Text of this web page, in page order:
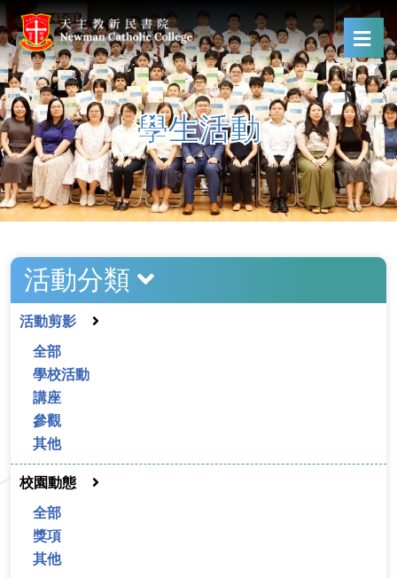
學生活動
活動分類
活動剪影
全部
學校活動
講座
參觀
其他
校園動態
全部
獎項
其他